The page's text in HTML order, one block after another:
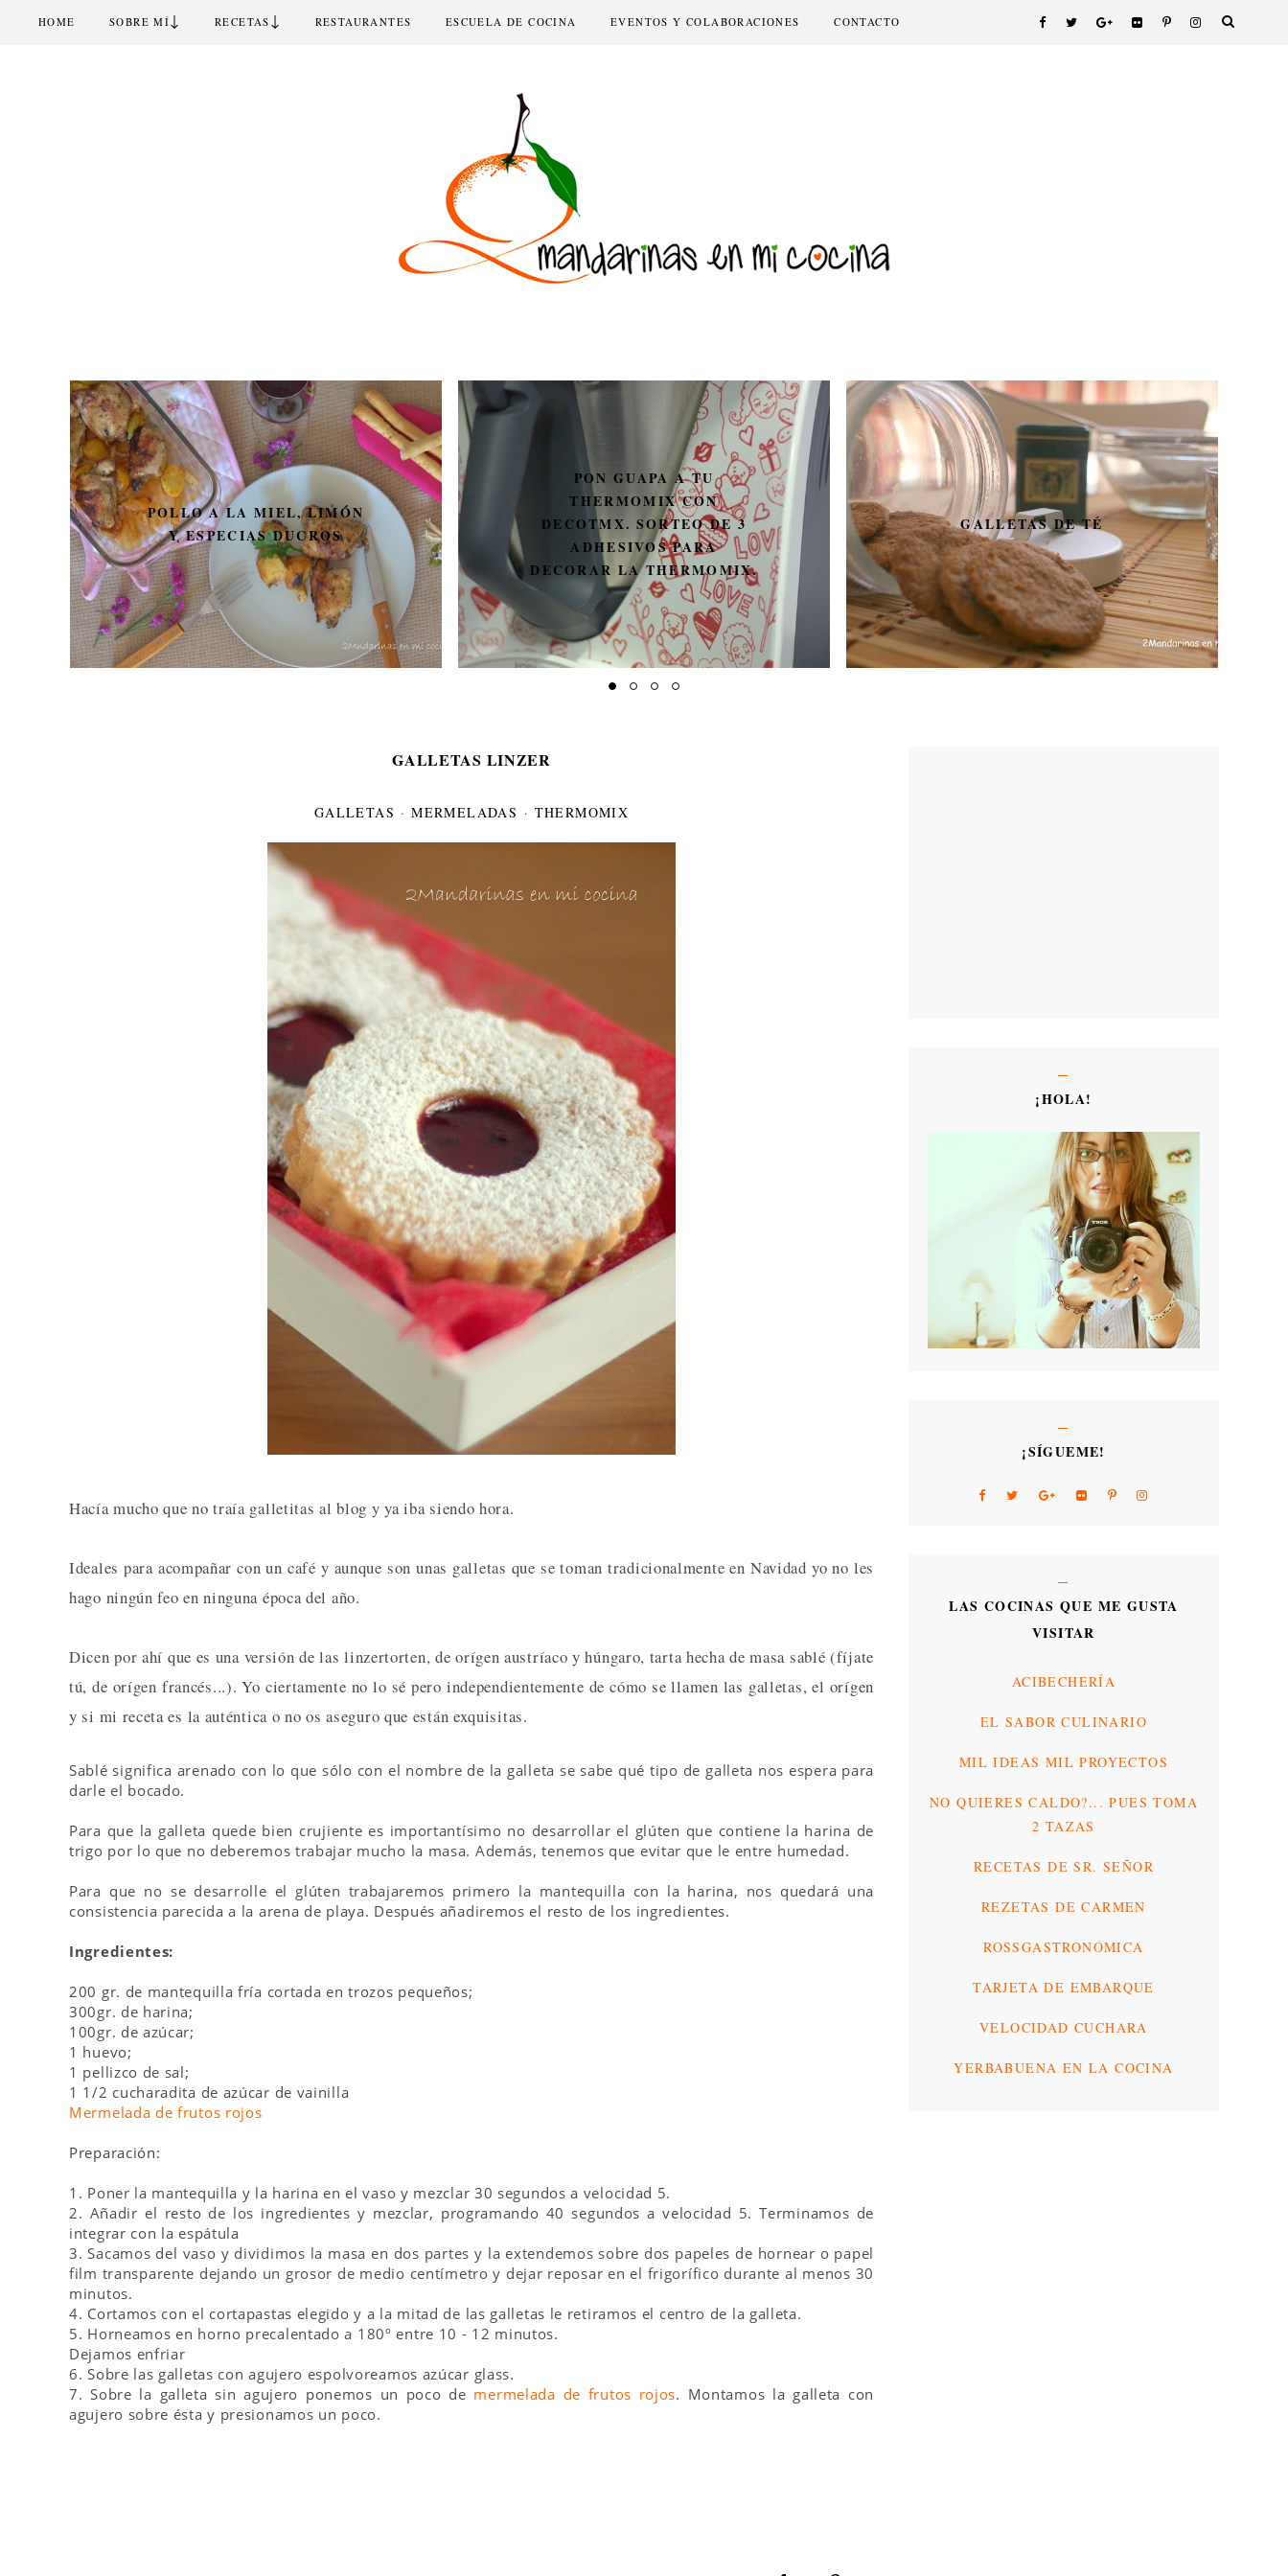
HOME SOBRE MÍ↓ RECETAS ↓ RESTAURANTES ESCUELA DE COCINA EVENTOS Y COLABORACIONES CONTACTO
POLLO A LA MIEL, LIMÓN
Y ESPECIAS DUCROS
PON GUAPA A TU
THERMOMIX CON
DECOTMX. SORTEO DE 3
ADHESIVOS PARA
DECORAR LA THERMOMIX.
GALLETAS DE TÉ
GALLETAS LINZER
GALLETAS ·MERMELADAS · THERMOMIX
Hacía mucho que no traía galletitas al blog y ya iba siendo hora.
Ideales para acompañar con un café y aunque son unas galletas que se toman tradicionalmente en Navidad yo no les
hago ningún feo en ninguna época del año.
Dicen por ahí que es una versión de las linzertorten, de orígen austríaco y húngaro, tarta hecha de masa sablé (fíjate
tú, de orígen francés...). Yo ciertamente no lo sé pero independientemente de cómo se llamen las galletas, el orígen
y si mi receta es la auténtica o no os aseguro que están exquisitas.
Sablé significa arenado con lo que sólo con el nombre de la galleta se sabe qué tipo de galleta nos espera para
darle el bocado.
Para que la galleta quede bien crujiente es importantísimo no desarrollar el glúten que contiene la harina de
trigo por lo que no deberemos trabajar mucho la masa. Además, tenemos que evitar que le entre humedad.
Para que no se desarrolle el glúten trabajaremos primero la mantequilla con la harina, nos quedará una
consistencia parecida a la arena de playa. Después añadiremos el resto de los ingredientes.
Ingredientes:
200 gr. de mantequilla fría cortada en trozos pequeños;
300gr. de harina;
100gr. de azúcar;
1 huevo;
1 pellizco de sal;
1 1/2 cucharadita de azúcar de vainilla
Mermelada de frutos rojos
Preparación:
1. Poner la mantequilla y la harina en el vaso y mezclar 30 segundos a velocidad 5.
2. Añadir el resto de los ingredientes y mezclar, programando 40 segundos a velocidad 5. Terminamos de
integrar con la espátula
3. Sacamos del vaso y dividimos la masa en dos partes y la extendemos sobre dos papeles de hornear o papel
film transparente dejando un grosor de medio centímetro y dejar reposar en el frigorífico durante al menos 30
minutos.
4. Cortamos con el cortapastas elegido y a la mitad de las galletas le retiramos el centro de la galleta.
5. Horneamos en horno precalentado a 180º entre 10 - 12 minutos.
Dejamos enfriar
6. Sobre las galletas con agujero espolvoreamos azúcar glass.
7. Sobre la galleta sin agujero ponemos un poco de mermelada de frutos rojos. Montamos la galleta con
agujero sobre ésta y presionamos un poco.
¡HOLA!
¡SÍGUEME!
LAS COCINAS QUE ME GUSTA
VISITAR
ACIBECHERÍA
EL SABOR CULINARIO
MIL IDEAS MIL PROYECTOS
NO QUIERES CALDO?... PUES TOMA
2 TAZAS
RECETAS DE SR. SEÑOR
REZETAS DE CARMEN
ROSSGASTRONÓMICA
TARJETA DE EMBARQUE
VELOCIDAD CUCHARA
YERBABUENA EN LA COCINA